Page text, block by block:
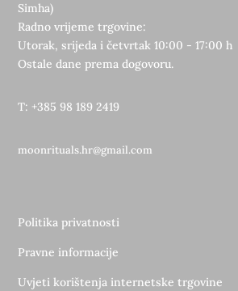
Simha)
Radno vrijeme trgovine:
Utorak, srijeda i četvrtak 10:00 - 17:00 h
Ostale dane prema dogovoru.
T: +385 98 189 2419
moonrituals.hr@gmail.com
Politika privatnosti
Pravne informacije
Uvjeti korištenja internetske trgovine